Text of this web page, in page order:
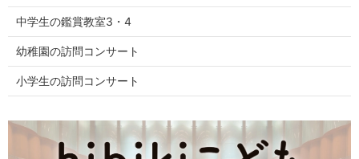
中学生の鑑賞教室3・4
幼稚園の訪問コンサート
小学生の訪問コンサート